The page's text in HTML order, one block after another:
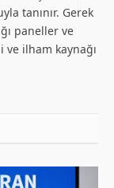
tanınır. Gerek
paneller ve
ilham kaynağı